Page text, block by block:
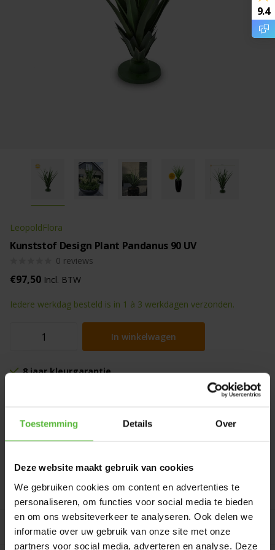
Toestemming Details Over
Deze website maakt gebruik van cookies
We gebruiken cookies om content en advertenties te
personaliseren, om functies voor social media te bieden
en om ons websiteverkeer te analyseren. Ook delen we
informatie over uw gebruik van onze site met onze
partners voor social media, adverteren en analyse. Deze
LeopoldFlora
Kunststof Design Plant Pandanus 90 UV
0 reviews
€97,50 Incl. BTW
Iedere werkdag besteld is in 1 à 3 werkdagen verzonden.
In winkelwagen
8 jaar kleurgarantie
uit 600+ beoordelingen
vanaf 75 euro in Nederland en België
Kunststof Design plant met optimale uv-bescherming voor
langdurig gebruik buiten met 8 jaar kleurgarantie.
Productomschrijving
Gerelateerde producten
9.4